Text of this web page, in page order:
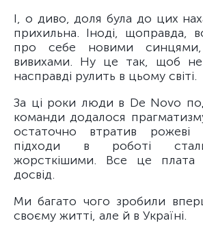
І, о диво, доля була до цих
прихильна. Іноді, щоправда,
про себе новими
вивихами. Ну це так, щоб не
насправді рулить в цьому світі.
За ці роки люди в De Novo
команди додалося
остаточно втратив рожеві
підходи в роботі
жорсткішими. Все це плата
досвід.
Ми багато чого зробили
своєму житті, але й в Україні.